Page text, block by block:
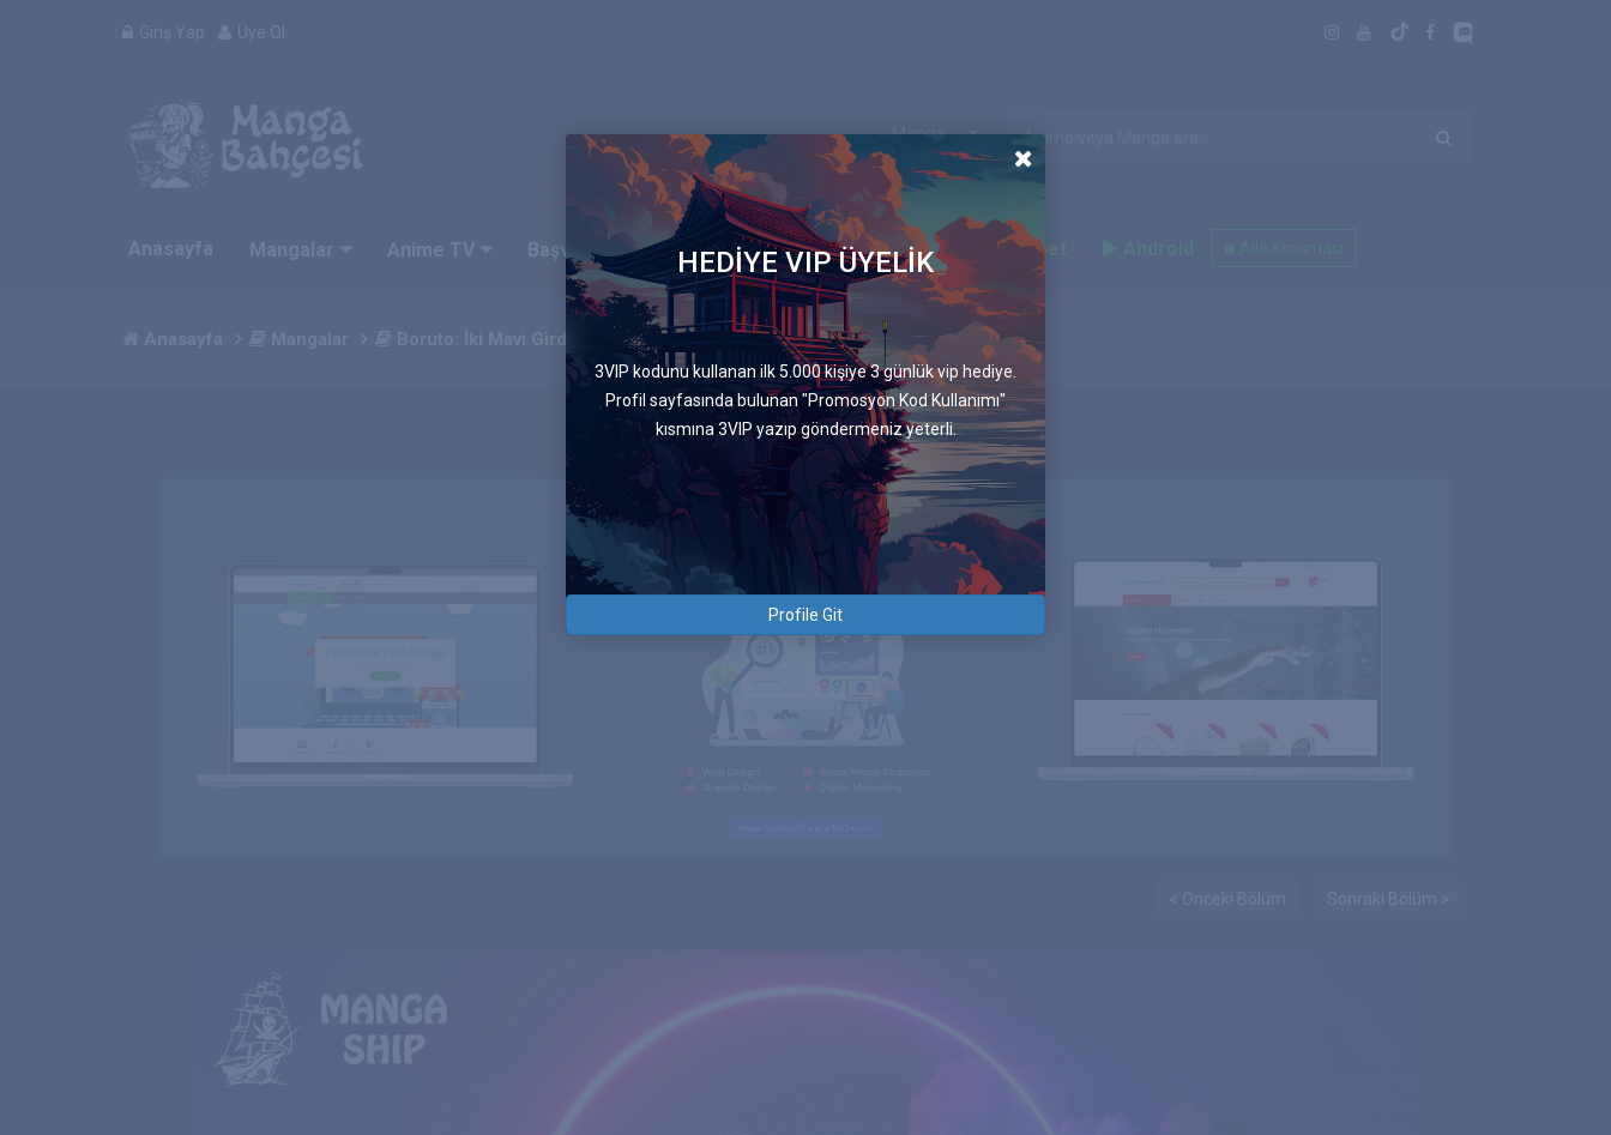
Giriş Yap Üye Ol
Manga
Anasayfa Mangalar Anime TV Başvurular Ekip Blog İletişim Canlı Sohbet
114.Bölüm Alışığım
HEDİYE VIP ÜYELİK
3VIP kodunu kullanan ilk 5.000 kişiye 3 günlük vip hediye.
Profil sayfasında bulunan "Promosyon Kod Kullanımı"
kısmına 3VIP yazıp göndermeniz yeterli.
Profile Git